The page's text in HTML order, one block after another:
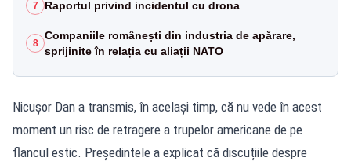
7 Raportul privind incidentul cu drona
8
Companiile românești din industria de apărare,
sprijinite în relația cu aliații NATO
Nicușor Dan a transmis, în același timp, că nu vede în acest
moment un risc de retragere a trupelor americane de pe
flancul estic. Președintele a explicat că discuțiile despre